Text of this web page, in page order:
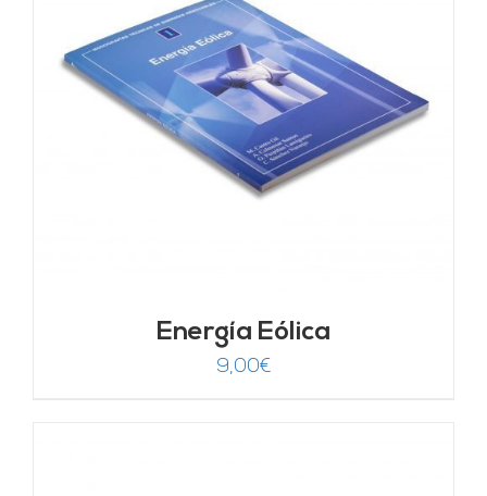
Energía Eólica
9,00€